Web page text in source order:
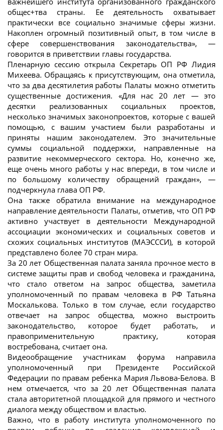
общес+тва страны. Ее деятельность охватывает
практически все социально значимые сферы жизни.
Накоплен огромный позитивный опыт, в том числе в
сфере совершенствования законодательства», —
говорится в приветствии главы государства.
Пленарную сессию открыла Секретарь ОП РФ Лидия
Михеева. Обращаясь к присутствующим, она отметила,
что за два десятилетия работы Палаты можно отметить
существенные достижения. «Для нас 20 лет — это
десятки реализованных социальных проектов,
несколько значимых законопроектов, которые с вашей
помощью, с вашим участием были разработаны и
приняты нашим законодателем. Это значительные
суммы социальной поддержки, направленные на
развитие некоммерческого сектора. Но, конечно же,
еще очень много работы у нас впереди, в том числе и
по большому количеству обращений граждан», —
подчеркнула глава ОП РФ.
Она также обратила внимание на международное
направление деятельности Палаты, отметив, что ОП РФ
активно участвует в деятельности Международной
ассоциации экономических и социальных советов и
схожих социальных институтов (МАЭСССИ), в которой
представлено более 70 стран мира.
За 20 лет Общественная палата заняла прочное место в
системе защиты прав и свобод человека и гражданина,
что стало ответом на запрос общества, заметила
уполномоченный по правам человека в РФ Татьяна
Москалькова. Только в том случае, если государство
отвечает на запрос общества, можно выстроить
законодательство, которое будет работать, и
правоприменительную практику, которая
востребована, считает она.
Видеообращение участникам форума направила
уполномоченный при Президенте Российской
Федерации по правам ребенка Мария Львова-Белова. В
нем отмечается, что за 20 лет Общественная палата
стала авторитетной площадкой для прямого и честного
диалога между обществом и властью.
Важно, что в работу института уполномоченного по